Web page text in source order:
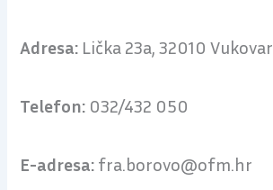
Adresa: Lička 23a, 32010 Vukovar
Telefon: 032/432 050
E-adresa: fra.borovo@ofm.hr